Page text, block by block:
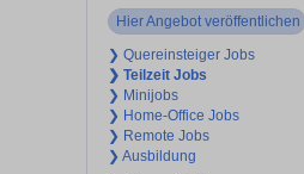
Hier Angebot veröffentlichen
❯ Quereinsteiger Jobs
❯ Teilzeit Jobs
❯ Minijobs
❯ Home-Office Jobs
❯ Remote Jobs
❯ Ausbildung